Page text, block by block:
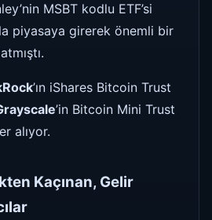
MSBT kodlu ETF’si
piyasaya girerek önemli bir
’ın iShares Bitcoin Trust
’in Bitcoin Mini Trust
alıyor.
Kaçınan, Gelir